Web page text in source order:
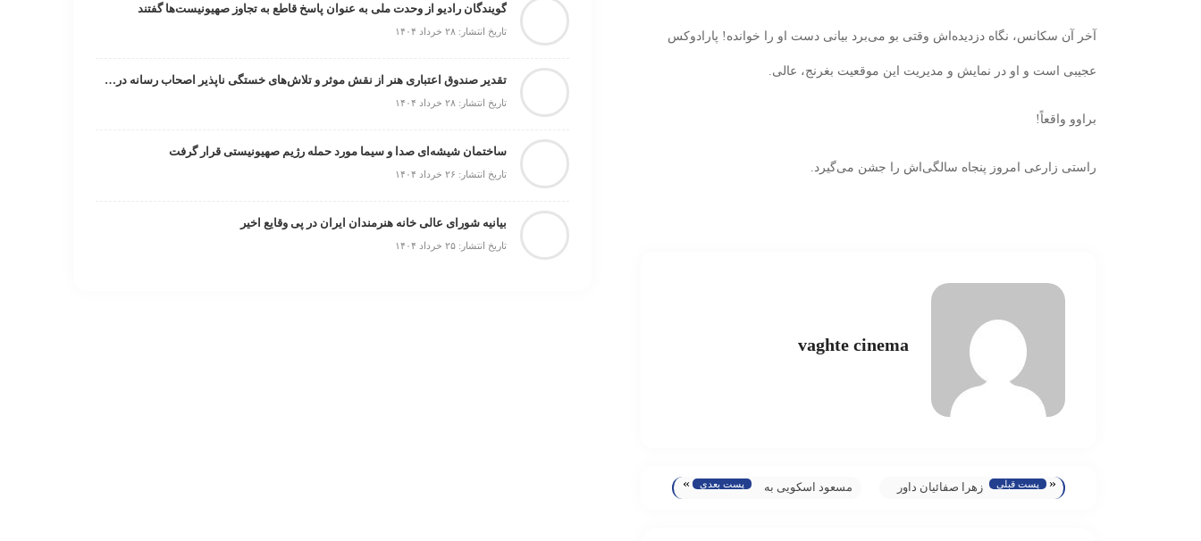
آخر آن سکانس، نگاه‌ دزدیده‌اش وقتی بو می‌برد بیانی دست او را خوانده! پارادوکس
عجیبی است و او در نمایش و مدیریت این موقعیت بغرنج، عالی.
براوو واقعاً!
راستی زارعی امروز پنجاه سالگی‌اش را جشن می‌گیرد.
vaghte cinema
« پست قبلی
زهرا صفائیان داور
مسعود اسکویی به
پست بعدی »
گویندگان رادیو از وحدت ملی به عنوان پاسخ قاطع به تجاوز صهیونیست‌ها گفتند
تاریخ انتشار: ۲۸ خرداد ۱۴۰۴
تقدیر صندوق اعتباری هنر از نقش موثر و تلاش‌های خستگی ناپذیر اصحاب رسانه در روزهای خطیر کشور
تاریخ انتشار: ۲۸ خرداد ۱۴۰۴
ساختمان شیشه‌ای صدا و سیما مورد حمله رژیم صهیونیستی قرار گرفت
تاریخ انتشار: ۲۶ خرداد ۱۴۰۴
بیانیه شورای عالی خانه هنرمندان ایران در پی وقایع اخیر
تاریخ انتشار: ۲۵ خرداد ۱۴۰۴